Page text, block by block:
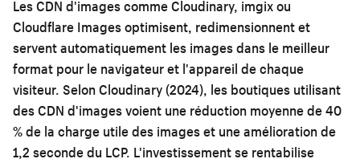
Les CDN d'images comme Cloudinary, imgix ou
Cloudflare Images optimisent, redimensionnent et
servent automatiquement les images dans le meilleur
format pour le navigateur et l'appareil de chaque
visiteur. Selon Cloudinary (2024), les boutiques utilisant
des CDN d'images voient une réduction moyenne de 40
% de la charge utile des images et une amélioration de
1,2 seconde du LCP. L'investissement se rentabilise